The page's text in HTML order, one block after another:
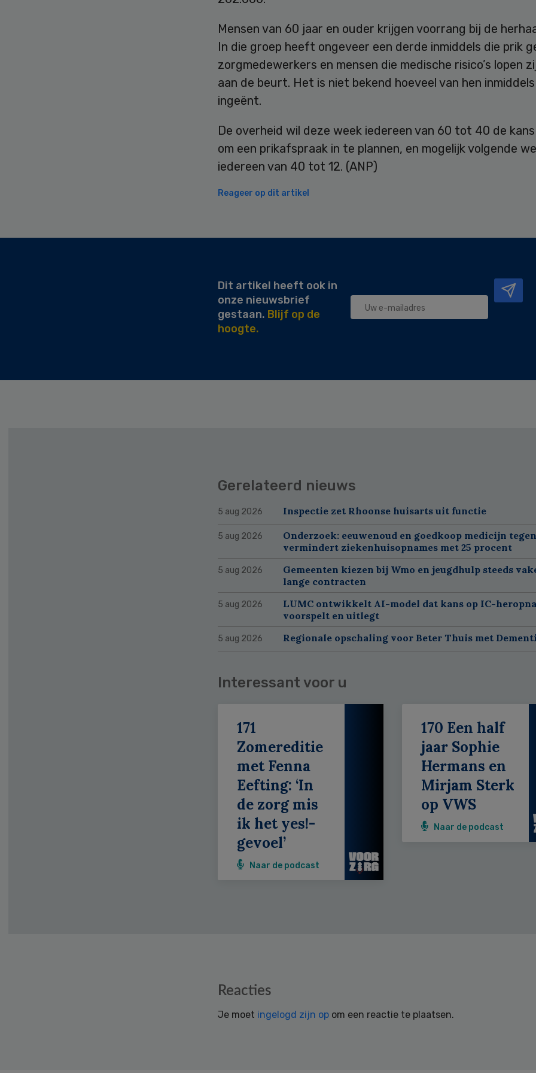
Mensen van 60 jaar en ouder krijgen voorrang bij de
In die groep heeft ongeveer een derde inmiddels die prik
zorgmedewerkers en mensen die medische risico’s lopen
aan de beurt. Het is niet bekend hoeveel van hen
ingeënt.
De overheid wil deze week iedereen van 60 tot 40 de
om een prikafspraak in te plannen, en mogelijk volgende
iedereen van 40 tot 12. (ANP)
Reageer op dit artikel
Dit artikel heeft ook in
onze nieuwsbrief
gestaan. Blijf op de
hoogte.
Gerelateerd nieuws
5 aug 2026 Inspectie zet Rhoonse huisarts uit functie
5 aug 2026
Onderzoek: eeuwenoud en goedkoop medicijn
vermindert ziekenhuisopnames met 25 procent
5 aug 2026
Gemeenten kiezen bij Wmo en jeugdhulp steeds
lange contracten
5 aug 2026
LUMC ontwikkelt AI-model dat kans op IC-
voorspelt en uitlegt
5 aug 2026 Regionale opschaling voor Beter Thuis met
Interessant voor u
171
Zomereditie
met Fenna
Eefting: ‘In
de zorg mis
ik het yes!-
gevoel’
Naar de podcast
170 Een half
jaar Sophie
Hermans en
Mirjam Sterk
op VWS
Naar de podcast
Reacties
Je moet ingelogd zijn op om een reactie te plaatsen.